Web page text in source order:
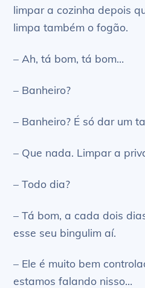
limpar a cozinha depois
limpa também o fogão.
– Ah, tá bom, tá bom…
– Banheiro?
– Banheiro? É só dar um
– Que nada. Limpar a
– Todo dia?
– Tá bom, a cada dois
esse seu bingulim aí.
– Ele é muito bem
estamos falando nisso…